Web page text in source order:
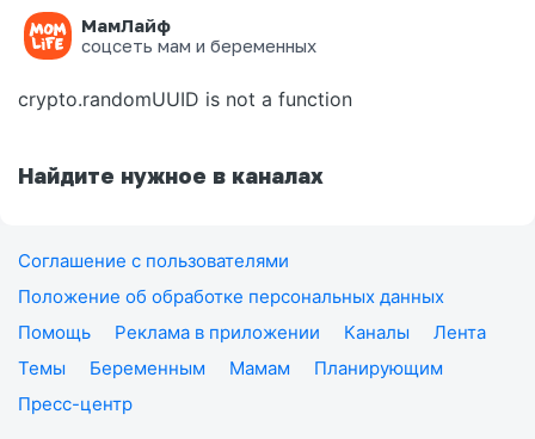
МамЛайф
соцсеть мам и беременных
Ошибка на странице
crypto.randomUUID is not a function
Найдите нужное в каналах
Соглашение с пользователями
Положение об обработке персональных данных
Помощь
Реклама в приложении Каналы
Лента
Темы
Беременным Мамам
Планирующим
Пресс-центр